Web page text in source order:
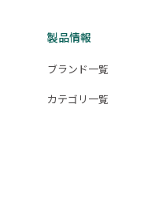
製品情報
ブランド一覧
カテゴリ一覧